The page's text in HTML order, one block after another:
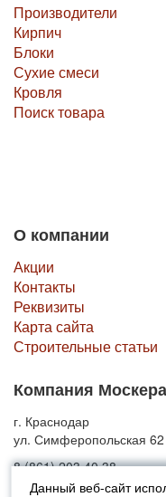
Данный веб-сайт
Производители
Кирпич
Блоки
Сухие смеси
Кровля
Поиск товара
О компании
Акции
Контакты
Реквизиты
Карта сайта
Строительные статьи
Компания
г. Краснодар
ул. Симферопольская
8 (861) 203 40 38